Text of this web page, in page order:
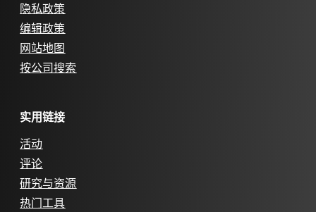
隐私政策
编辑政策
网站地图
按公司搜索
实用链接
活动
评论
研究与资源
热门工具